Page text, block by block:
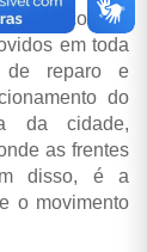
serviços de
em toda
reparo e
do
da cidade,
as frentes
disso, é a
o movimento